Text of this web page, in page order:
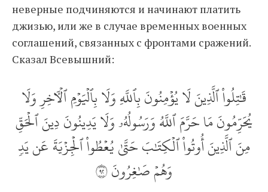
неверные подчиняются и начинают платить
джизью, или же в случае временных военных
соглашений, связанных с фронтами сражений.
Сказал Всевышний:
قَٰتِلُواْ ٱلَّذِينَ لَا يُؤۡمِنُونَ بِٱللَّهِ وَلَا بِٱلۡيَوۡمِ ٱلۡأٓخِرِ وَلَا
يُحَرِّمُونَ مَا حَرَّمَ ٱللَّهُ وَرَسُولُهُۥ وَلَا يَدِينُونَ دِينَ ٱلۡحَقِّ
مِنَ ٱلَّذِينَ أُوتُواْ ٱلۡكِتَٰبَ حَتَّىٰ يُعۡطُواْ ٱلۡجِزۡيَةَ عَن يَدٖ
وَهُمۡ صَٰغِرُونَ ٢٩